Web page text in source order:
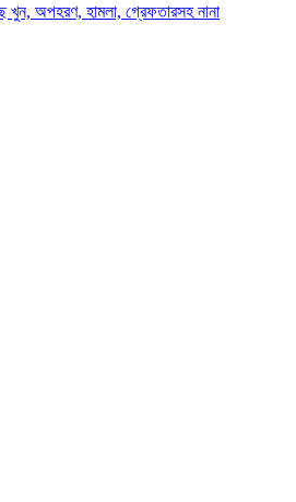
খুন, অপহরণ, হামলা, গ্রেফতারসহ নানা